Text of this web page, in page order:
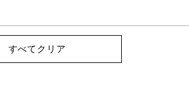
すべてクリア